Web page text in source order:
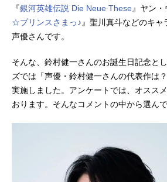
『銀河英雄伝説 Die Neue These』ヤン
☆プリンスさまっ♪ 』聖川真斗などのキ
声優さんです。
そんな、鈴村健一さんのお誕生日記念と
ズでは「声優・鈴村健一さんの代表作は
実施しました。アンケートでは、オスス
おります。そんなコメントの中から選ん